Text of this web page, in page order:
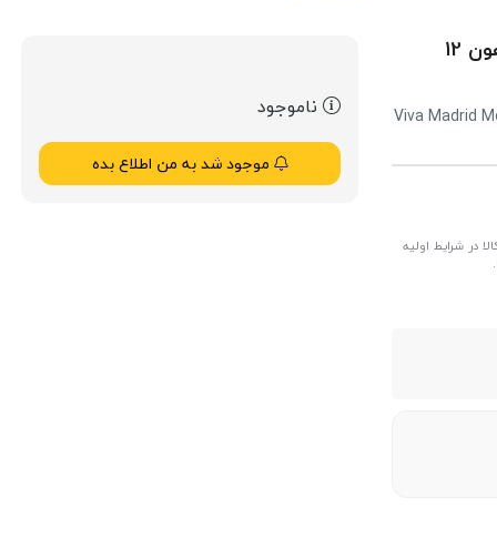
کاور ویوا مادرید مدل MORPHIX GRIPSTAND مناسب آیفون 12
Viva Madrid
در شرایط اولیه
ناموجود
موجود شد به من اطلاع بده